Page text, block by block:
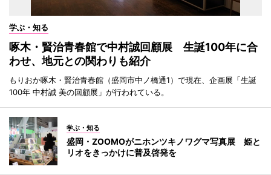
学ぶ・知る
啄木・賢治青春館で中村誠回顧展 生誕100年に合
わせ、地元との関わりも紹介
もりおか啄木・賢治青春館（盛岡市中ノ橋通1）で現在、企画展「生誕
100年 中村誠 美の回顧展」が行われている。
学ぶ・知る
盛岡・ZOOMOがニホンツキノワグマ写真展 姫と
リオをきっかけに普及啓発を